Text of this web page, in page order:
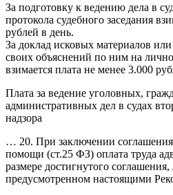
За подготовку к ведению дела в
протокола судебного заседания
рублей в день.
За доклад исковых материалов
своих объяснений по ним на
взимается плата не менее 3.000
Плата за ведение уголовных,
административных дел в судах
надзора
… 20. При заключении
помощи (ст.25 ФЗ) оплата труда
размере достигнутого соглашения,
предусмотренном настоящими